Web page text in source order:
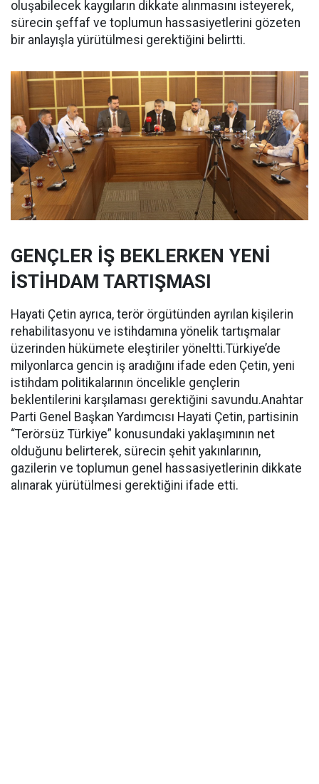
oluşabilecek kaygıların dikkate alınmasını isteyerek,
sürecin şeffaf ve toplumun hassasiyetlerini gözeten
bir anlayışla yürütülmesi gerektiğini belirtti.
GENÇLER İŞ BEKLERKEN YENİ
İSTİHDAM TARTIŞMASI
Hayati Çetin ayrıca, terör örgütünden ayrılan kişilerin
rehabilitasyonu ve istihdamına yönelik tartışmalar
üzerinden hükümete eleştiriler yöneltti.Türkiye’de
milyonlarca gencin iş aradığını ifade eden Çetin, yeni
istihdam politikalarının öncelikle gençlerin
beklentilerini karşılaması gerektiğini savundu.Anahtar
Parti Genel Başkan Yardımcısı Hayati Çetin, partisinin
“Terörsüz Türkiye” konusundaki yaklaşımının net
olduğunu belirterek, sürecin şehit yakınlarının,
gazilerin ve toplumun genel hassasiyetlerinin dikkate
alınarak yürütülmesi gerektiğini ifade etti.